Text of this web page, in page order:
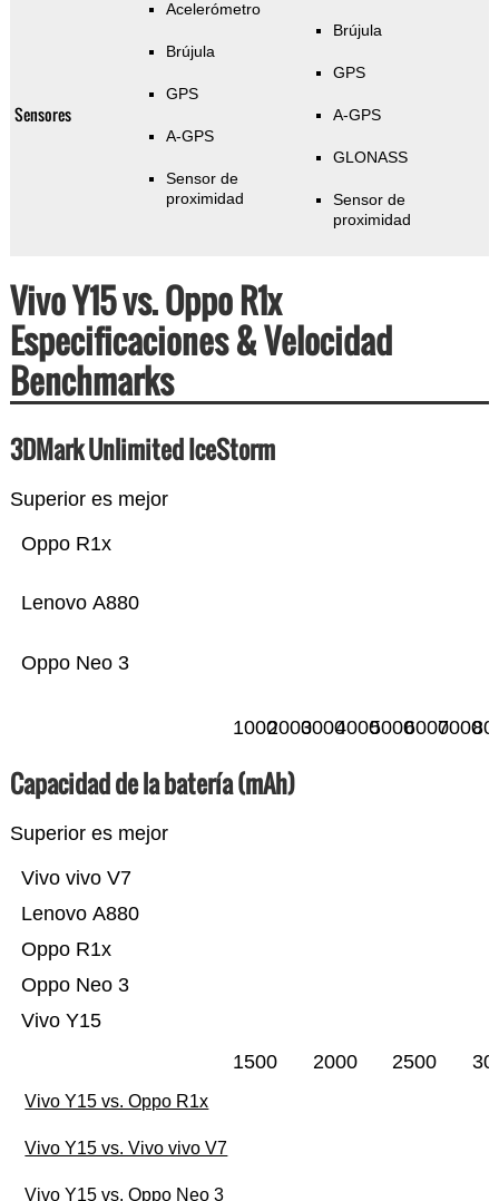
Sensores
Acelerómetro
Brújula
GPS
A-GPS
Sensor de
proximidad
Brújula
GPS
A-GPS
GLONASS
Sensor de
proximidad
Vivo Y15 vs. Oppo R1x
Especificaciones & Velocidad
Benchmarks
3DMark Unlimited IceStorm
Superior es mejor
Oppo Neo 3
Lenovo A880
Oppo R1x
1000200030004000500060007000
Capacidad de la batería (mAh)
Superior es mejor
Vivo Y15
Oppo Neo 3
Oppo R1x
Lenovo A880
Vivo vivo V7
1500 2000 2500
Vivo Y15 vs. Oppo R1x
Vivo Y15 vs. Vivo vivo V7
Vivo Y15 vs. Oppo Neo 3